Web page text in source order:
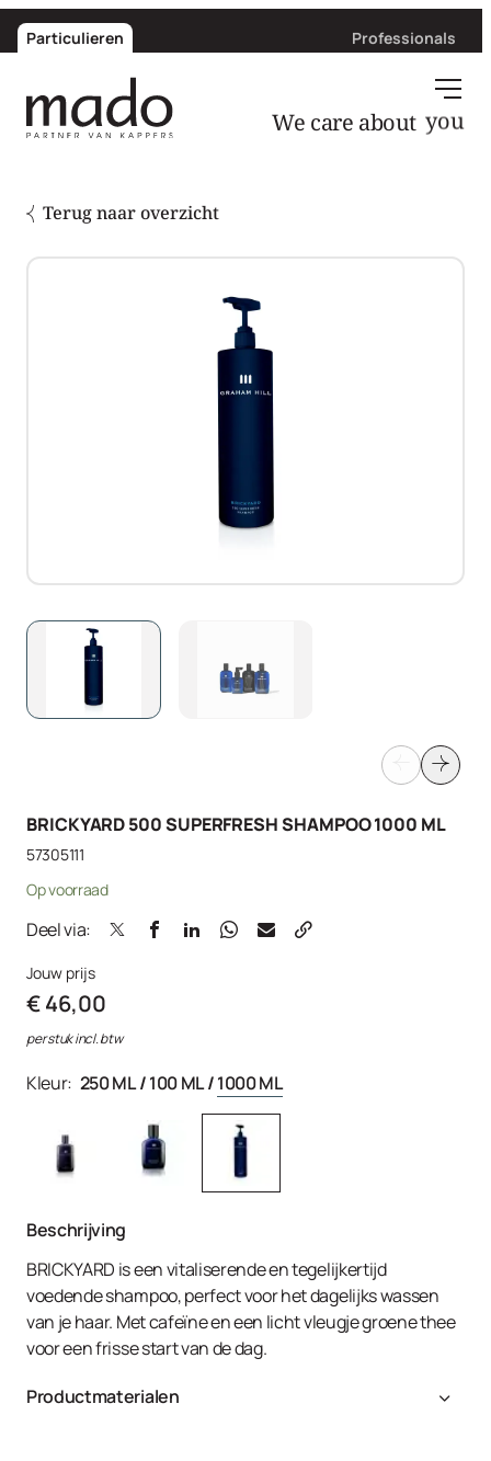
Particulieren Professionals
We care about you
Terug naar overzicht
BRICKYARD 500 SUPERFRESH SHAMPOO 1000 ML
57305111
Op voorraad
Deel via:
Jouw prijs
€ 46,00
per stuk incl. btw
Kleur: 250 ML/100 ML/1000 ML
Beschrijving
BRICKYARD is een vitaliserende en tegelijkertijd
voedende shampoo, perfect voor het dagelijks wassen
van je haar. Met cafeïne en een licht vleugje groene thee
voor een frisse start van de dag.
Productmaterialen